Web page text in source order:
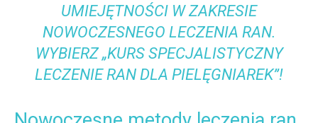
UMIEJĘTNOŚCI W ZAKRESIE
NOWOCZESNEGO LECZENIA RAN.
WYBIERZ „KURS SPECJALISTYCZNY
LECZENIE RAN DLA PIELĘGNIAREK”!